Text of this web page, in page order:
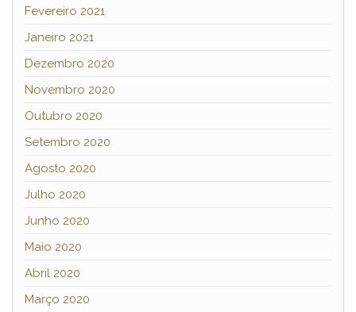
Fevereiro 2021
Janeiro 2021
Dezembro 2020
Novembro 2020
Outubro 2020
Setembro 2020
Agosto 2020
Julho 2020
Junho 2020
Maio 2020
Abril 2020
Março 2020